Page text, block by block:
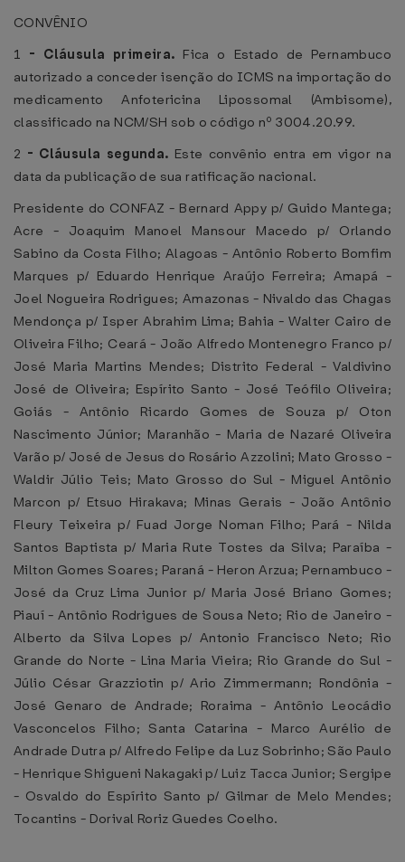
CONVÊNIO
1 - Cláusula primeira. Fica o Estado de Pernambuco
autorizado a conceder isenção do ICMS na importação do
medicamento Anfotericina Lipossomal (Ambisome),
classificado na NCM/SH sob o código nº 3004.20.99.
2 - Cláusula segunda. Este convênio entra em vigor na
data da publicação de sua ratificação nacional.
Presidente do CONFAZ - Bernard Appy p/ Guido Mantega;
Acre - Joaquim Manoel Mansour Macedo p/ Orlando
Sabino da Costa Filho; Alagoas - Antônio Roberto Bomfim
Marques p/ Eduardo Henrique Araújo Ferreira; Amapá -
Joel Nogueira Rodrigues; Amazonas - Nivaldo das Chagas
Mendonça p/ Isper Abrahim Lima; Bahia - Walter Cairo de
Oliveira Filho; Ceará - João Alfredo Montenegro Franco p/
José Maria Martins Mendes; Distrito Federal - Valdivino
José de Oliveira; Espírito Santo - José Teófilo Oliveira;
Goiás - Antônio Ricardo Gomes de Souza p/ Oton
Nascimento Júnior; Maranhão - Maria de Nazaré Oliveira
Varão p/ José de Jesus do Rosário Azzolini; Mato Grosso -
Waldir Júlio Teis; Mato Grosso do Sul - Miguel Antônio
Marcon p/ Etsuo Hirakava; Minas Gerais - João Antônio
Fleury Teixeira p/ Fuad Jorge Noman Filho; Pará - Nilda
Santos Baptista p/ Maria Rute Tostes da Silva; Paraíba -
Milton Gomes Soares; Paraná - Heron Arzua; Pernambuco -
José da Cruz Lima Junior p/ Maria José Briano Gomes;
Piauí - Antônio Rodrigues de Sousa Neto; Rio de Janeiro -
Alberto da Silva Lopes p/ Antonio Francisco Neto; Rio
Grande do Norte - Lina Maria Vieira; Rio Grande do Sul -
Júlio César Grazziotin p/ Ario Zimmermann; Rondônia -
José Genaro de Andrade; Roraima - Antônio Leocádio
Vasconcelos Filho; Santa Catarina - Marco Aurélio de
Andrade Dutra p/ Alfredo Felipe da Luz Sobrinho; São Paulo
- Henrique Shigueni Nakagaki p/ Luiz Tacca Junior; Sergipe
- Osvaldo do Espírito Santo p/ Gilmar de Melo Mendes;
Tocantins - Dorival Roriz Guedes Coelho.